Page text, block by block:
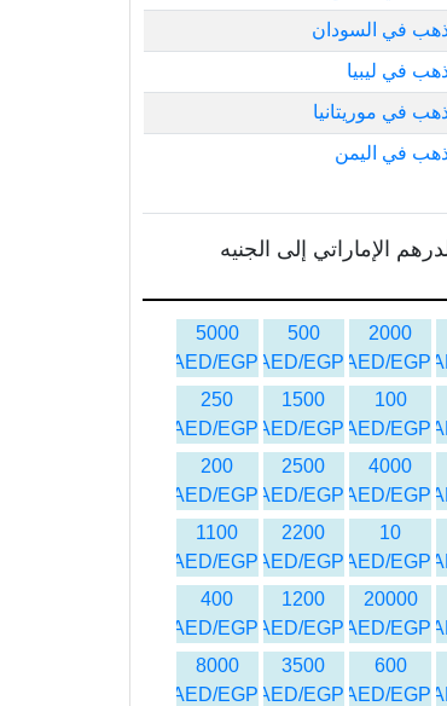
في السودان
في ليبيا
في موريتانيا
في اليمن
الإماراتي إلى الجنيه
2000
AED/EGP
500
AED/EGP
5000
AED/EGP
100
AED/EGP
1500
AED/EGP
250
AED/EGP
4000
AED/EGP
2500
AED/EGP
200
AED/EGP
10
AED/EGP
2200
AED/EGP
1100
AED/EGP
20000
AED/EGP
1200
AED/EGP
400
AED/EGP
600
AED/EGP
3500
AED/EGP
8000
AED/EGP